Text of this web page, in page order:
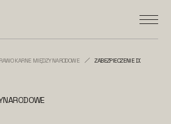
KARNE MIĘDZYNARODOWE ZABEZPIECZENIE DOWODÓW I